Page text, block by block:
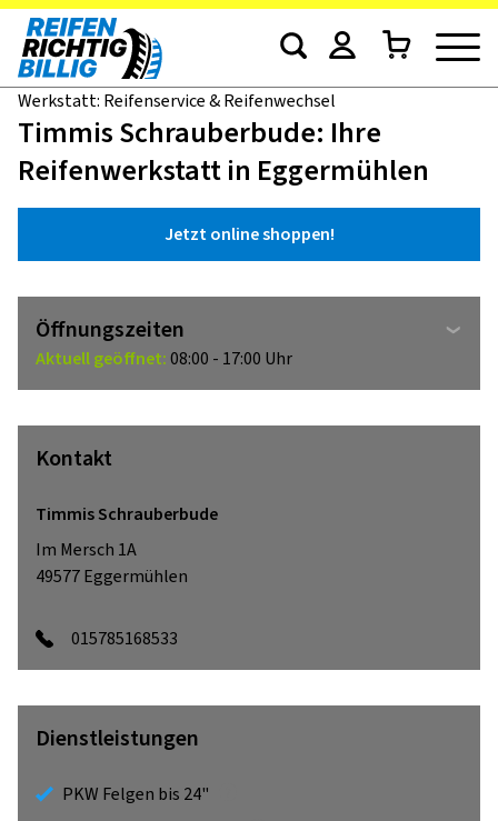
Werkstatt: Reifenservice & Reifenwechsel
Timmis Schrauberbude: Ihre
Reifenwerkstatt in Eggermühlen
Jetzt online shoppen!
Öffnungszeiten
Aktuell geöffnet:08:00 - 17:00 Uhr
Kontakt
Timmis Schrauberbude
Im Mersch 1A
49577Eggermühlen
015785168533
Dienstleistungen
PKW Felgen bis 24"